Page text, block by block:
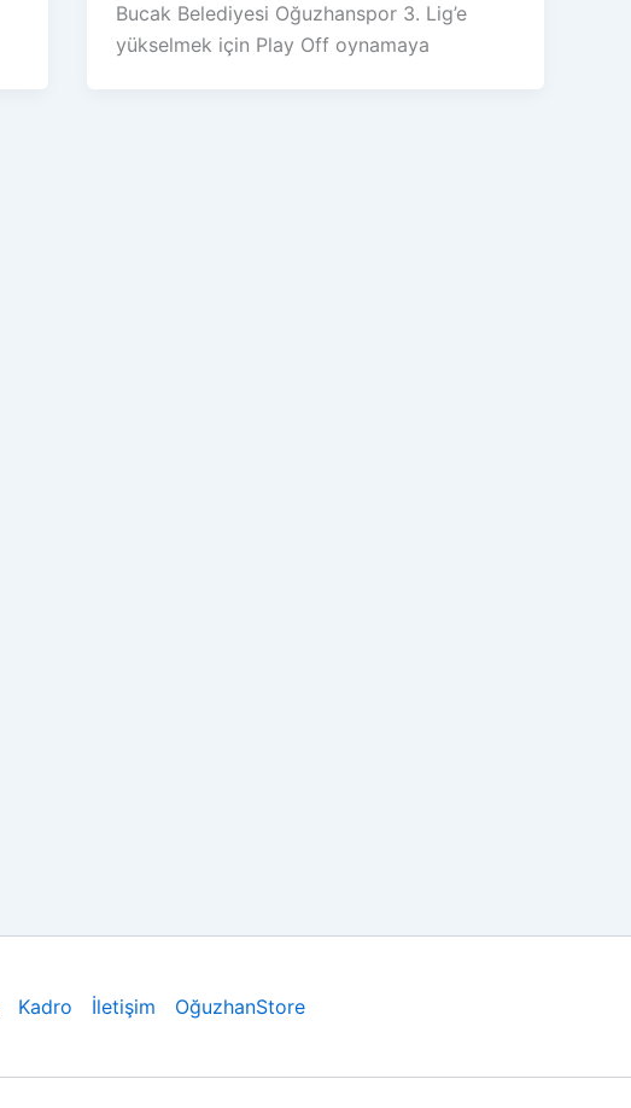
Bucak Belediyesi Oğuzhanspor 3. Lig’e
yükselmek için Play Off oynamaya
Kadro İletişim OğuzhanStore